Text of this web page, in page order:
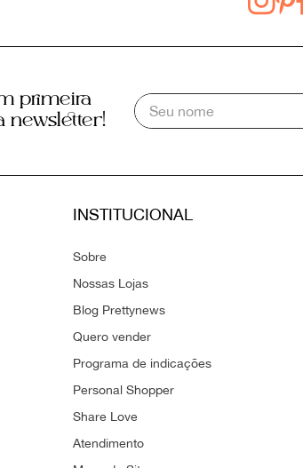
primeira
newsletter!
INSTITUCIONAL
Sobre
Nossas Lojas
Blog Prettynews
Quero vender
Programa de indicações
Personal Shopper
Share Love
Atendimento